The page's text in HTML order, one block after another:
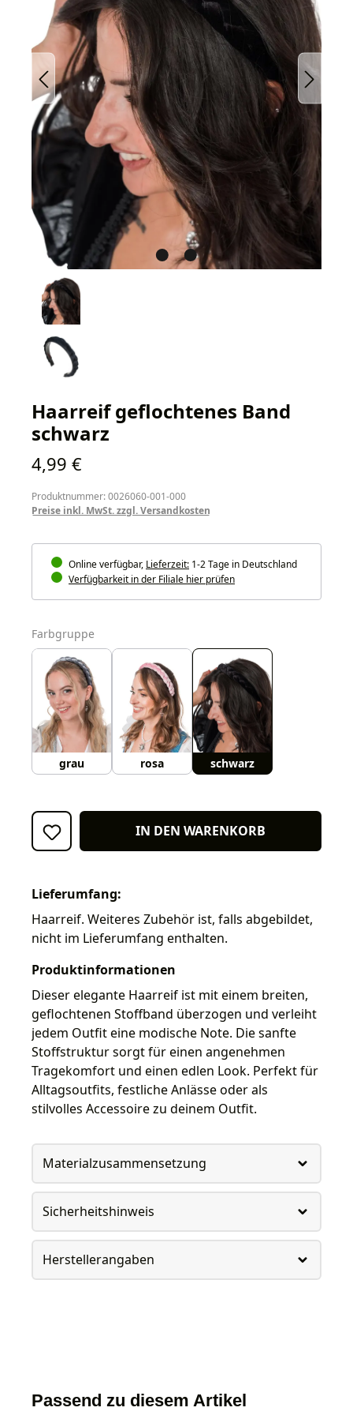
Haarreif geflochtenes Band
schwarz
Regulärer Preis:
4,99 €
Produktnummer: 0026060-001-000
Preise inkl. MwSt. zzgl. Versandkosten
Online verfügbar, Lieferzeit: 1-2 Tage in Deutschland
Verfügbarkeit in der Filiale hier prüfen
Farbgruppe
grau rosa schwarz
IN DEN WARENKORB
Lieferumfang:
Haarreif. Weiteres Zubehör ist, falls abgebildet,
nicht im Lieferumfang enthalten.
Produktinformationen
Dieser elegante Haarreif ist mit einem breiten,
geflochtenen Stoffband überzogen und verleiht
jedem Outfit eine modische Note. Die sanfte
Stoffstruktur sorgt für einen angenehmen
Tragekomfort und einen edlen Look. Perfekt für
Alltagsoutfits, festliche Anlässe oder als
stilvolles Accessoire zu deinem Outfit.
Materialzusammensetzung
Sicherheitshinweis
Herstellerangaben
Passend zu diesem Artikel